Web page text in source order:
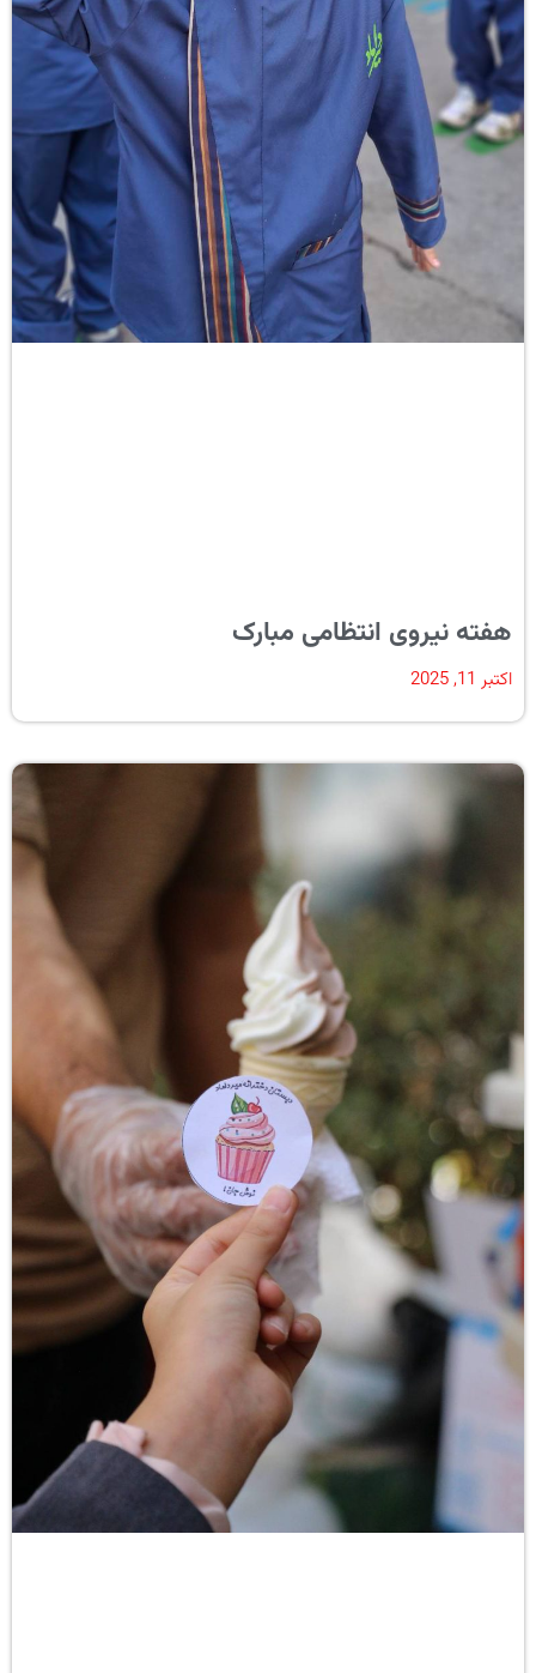
هفته نیروی انتظامی مبارک
اکتبر 11, 2025